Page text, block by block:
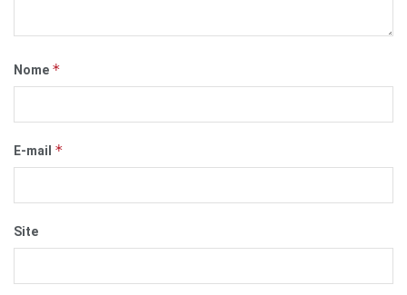
Nome *
E-mail *
Site